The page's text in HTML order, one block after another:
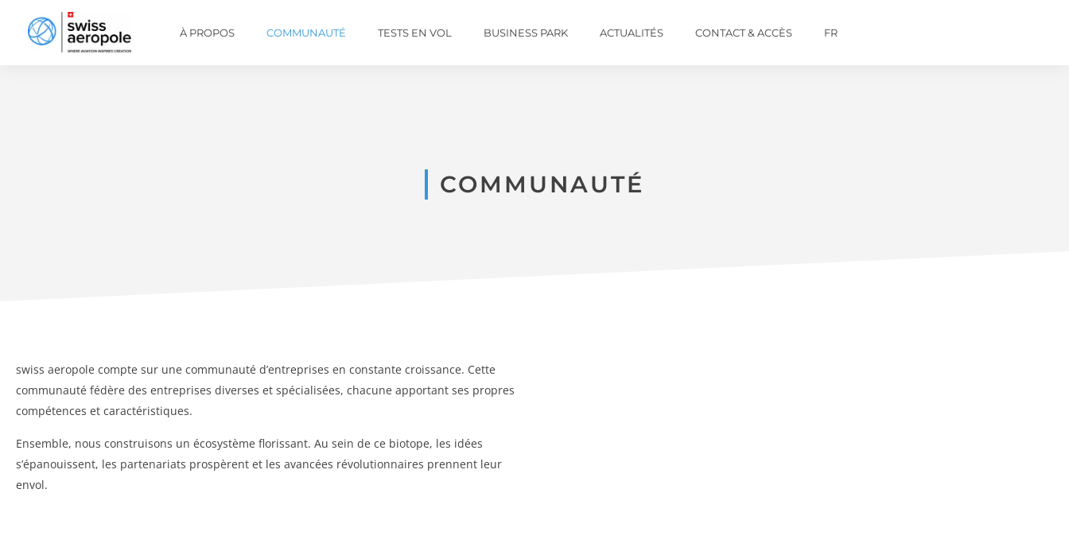
À PROPOS COMMUNAUTÉ TESTS EN VOL BUSINESS PARK ACTUALITÉS CONTACT & ACCÈS FR
COMMUNAUTÉ
swiss aeropole compte sur une communauté d’entreprises en constante croissance. Cette
communauté fédère des entreprises diverses et spécialisées, chacune apportant ses propres
compétences et caractéristiques.
Ensemble, nous construisons un écosystème florissant. Au sein de ce biotope, les idées
s’épanouissent, les partenariats prospèrent et les avancées révolutionnaires prennent leur
envol.